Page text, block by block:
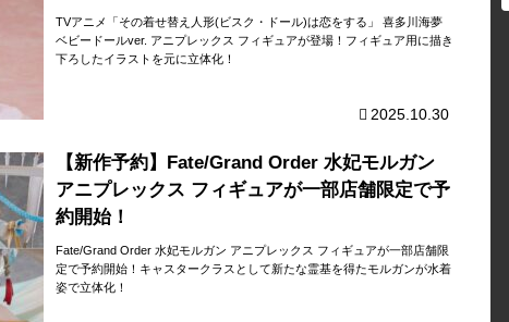
TVアニメ「その着せ替え人形(ビスク・ドール)は恋をする」 喜多川海夢
ベビードールver. アニプレックス フィギュアが登場！フィギュア用に描き
下ろしたイラストを元に立体化！
2025.10.30
【新作予約】Fate/Grand Order 水妃モルガン
アニプレックス フィギュアが一部店舗限定で予
約開始！
Fate/Grand Order 水妃モルガン アニプレックス フィギュアが一部店舗限
定で予約開始！キャスタークラスとして新たな霊基を得たモルガンが水着
姿で立体化！